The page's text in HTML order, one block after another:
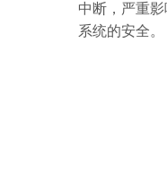
中断，严重
系统的安全。